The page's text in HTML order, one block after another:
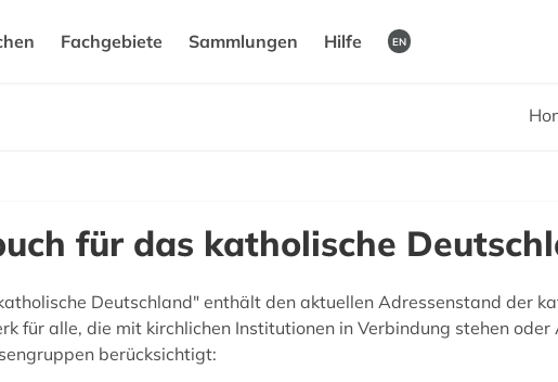
Fachgebiete Sammlungen Hilfe EN
für das katholische
Deutschland" enthält den aktuellen Adressenstand der
für alle, die mit kirchlichen Institutionen in Verbindung stehen
berücksichtigt: